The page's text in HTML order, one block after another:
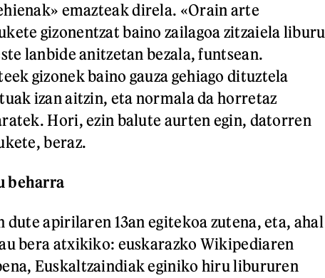
emazteak direla. «Orain arte
gizonentzat baino zailagoa zitzaiela liburu
lanbide anitzetan bezala, funtsean.
gizonek baino gauza gehiago dituztela
izan aitzin, eta normala da horretaz
Hori, ezin balute aurten egin, datorren
beraz.
beharra
dute apirilaren 13an egitekoa zutena, eta, ahal
bera atxikiko: euskarazko Wikipediaren
Euskaltzaindiak eginiko hiru libururen